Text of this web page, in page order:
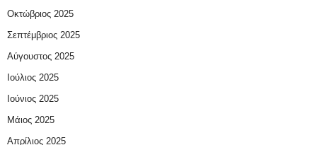
Οκτώβριος 2025
Σεπτέμβριος 2025
Αύγουστος 2025
Ιούλιος 2025
Ιούνιος 2025
Μάιος 2025
Απρίλιος 2025